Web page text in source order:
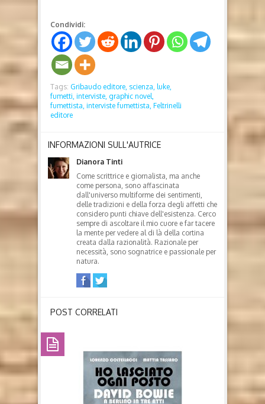
Condividi:
Tags: Gribaudo editore, scienza,
luke,
fumetti, interviste, graphic novel,
fumettista, interviste fumettista, Feltrinelli
editore
INFORMAZIONI SULL'AUTRICE
Dianora Tinti
Come scrittrice e giornalista, ma anche
come persona, sono affascinata
dall'universo multiforme dei sentimenti,
delle tradizioni e della forza degli affetti che
considero punti chiave dell'esistenza. Cerco
sempre di ascoltare il mio cuore e far tacere
la mente per vedere al di là della cortina
creata dalla razionalità. Razionale per
necessità, sono sognatrice e passionale per
natura.
POST CORRELATI